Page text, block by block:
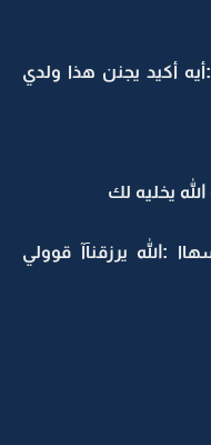
أكيد يجنن هذا ولدي
يخليه لك
:الله يرزقنآآ قوولي